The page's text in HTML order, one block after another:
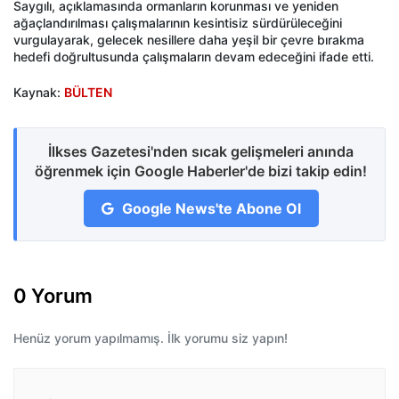
Saygılı, açıklamasında ormanların korunması ve yeniden
ağaçlandırılması çalışmalarının kesintisiz sürdürüleceğini
vurgulayarak, gelecek nesillere daha yeşil bir çevre bırakma
hedefi doğrultusunda çalışmaların devam edeceğini ifade etti.
Kaynak: BÜLTEN
İlkses Gazetesi'nden sıcak gelişmeleri anında
öğrenmek için Google Haberler'de bizi takip edin!
Google News'te Abone Ol
0 Yorum
Henüz yorum yapılmamış. İlk yorumu siz yapın!